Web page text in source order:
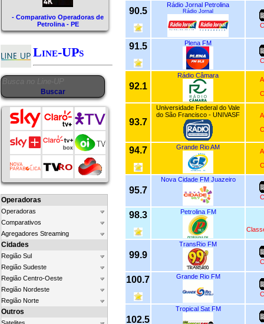
- Comparativo Operadoras de
Petrolina - PE
Line-UPs
Operadoras
Operadoras
Comparativos
Agregadores Streaming
Cidades
Região Sul
Região Sudeste
Região Centro-Oeste
Região Nordeste
Região Norte
Outros
90.5
Rádio Jornal Petrolina
Rádio Jornal
91.5 Plena FM
92.1
Rádio Câmara
93.7
Universidade Federal do Vale
do São Francisco - UNIVASF
94.7 Grande Rio AM
95.7
Nova Cidade FM Juazeiro
98.3 Petrolina FM
99.9
TransRio FM
100.7 Grande Rio FM
102.5
Tropical Sat FM